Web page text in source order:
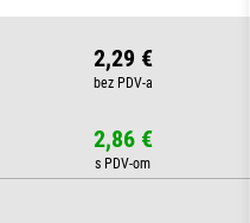
ŠARENI SVIJET" CONNECT
2,29 €
2,86 €